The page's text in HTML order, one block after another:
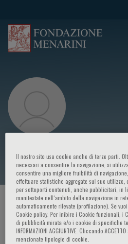
Yean Leng LIM
HOME PAGE / CORSI ED EVENTI /
Il nostro sito usa cookie anche di terze parti.
necessari a consentire la navigazione, si
consentire una migliore fruibilità di
effettuare statistiche aggregate sul suo
per sottoporti contenuti, anche pubblicitari, in
manifestate nell‘ambito della navigazione in
automaticamente rilevate (profilazione). Se
Cookie policy. Per inibire i Cookie funzionali, i
di pubblicità mirata e/o i cookie di specifiche
INFORMAZIONI AGGIUNTIVE. Cliccando
menzionate tipologie di cookie.